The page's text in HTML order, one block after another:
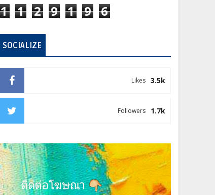
1 1 2 9 1 9 6
SOCIALIZE
3.5k
Likes
1.7k
Followers